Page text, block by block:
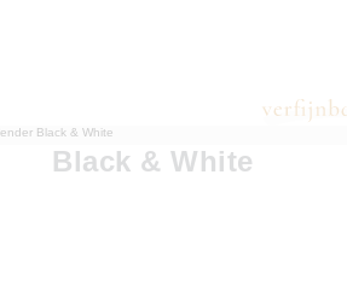
Black & White